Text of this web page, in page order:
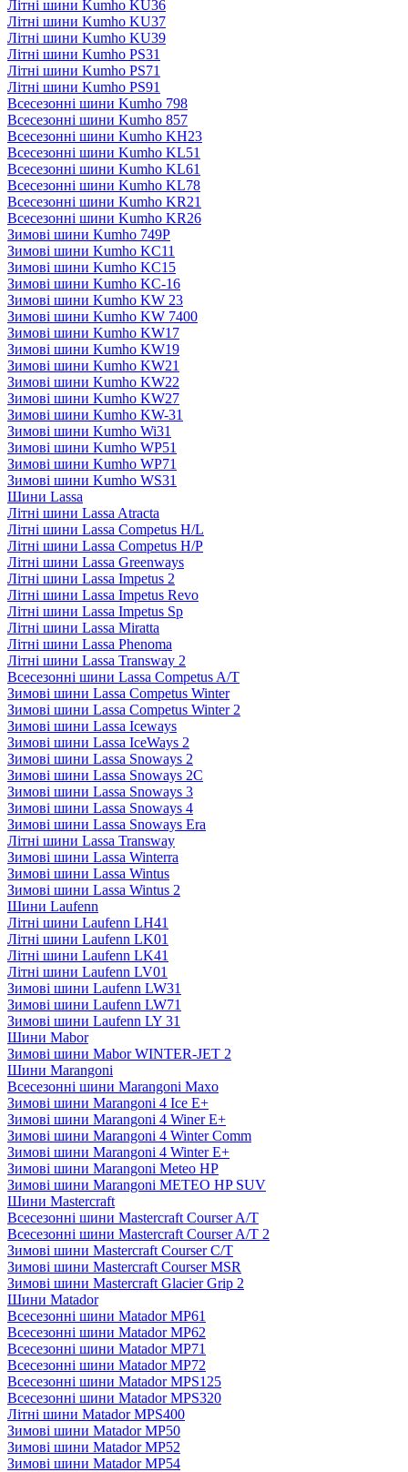
Літні шини Kumho KU36
Літні шини Kumho KU37
Літні шини Kumho KU39
Літні шини Kumho PS31
Літні шини Kumho PS71
Літні шини Kumho PS91
Всесезонні шини Kumho 798
Всесезонні шини Kumho 857
Всесезонні шини Kumho KH23
Всесезонні шини Kumho KL51
Всесезонні шини Kumho KL61
Всесезонні шини Kumho KL78
Всесезонні шини Kumho KR21
Всесезонні шини Kumho KR26
Зимові шини Kumho 749P
Зимові шини Kumho KC11
Зимові шини Kumho KC15
Зимові шини Kumho KC-16
Зимові шини Kumho KW 23
Зимові шини Kumho KW 7400
Зимові шини Kumho KW17
Зимові шини Kumho KW19
Зимові шини Kumho KW21
Зимові шини Kumho KW22
Зимові шини Kumho KW27
Зимові шини Kumho KW-31
Зимові шини Kumho Wi31
Зимові шини Kumho WP51
Зимові шини Kumho WP71
Зимові шини Kumho WS31
Шини Lassa
Літні шини Lassa Atracta
Літні шини Lassa Competus H/L
Літні шини Lassa Competus H/P
Літні шини Lassa Greenways
Літні шини Lassa Impetus 2
Літні шини Lassa Impetus Revo
Літні шини Lassa Impetus Sp
Літні шини Lassa Miratta
Літні шини Lassa Phenoma
Літні шини Lassa Transway 2
Всесезонні шини Lassa Competus A/T
Зимові шини Lassa Competus Winter
Зимові шини Lassa Competus Winter 2
Зимові шини Lassa Iceways
Зимові шини Lassa IceWays 2
Зимові шини Lassa Snoways 2
Зимові шини Lassa Snoways 2C
Зимові шини Lassa Snoways 3
Зимові шини Lassa Snoways 4
Зимові шини Lassa Snoways Era
Літні шини Lassa Transway
Зимові шини Lassa Winterra
Зимові шини Lassa Wintus
Зимові шини Lassa Wintus 2
Шини Laufenn
Літні шини Laufenn LH41
Літні шини Laufenn LK01
Літні шини Laufenn LK41
Літні шини Laufenn LV01
Зимові шини Laufenn LW31
Зимові шини Laufenn LW71
Зимові шини Laufenn LY 31
Шини Mabor
Зимові шини Mabor WINTER-JET 2
Шини Marangoni
Всесезонні шини Marangoni Maxo
Зимові шини Marangoni 4 Ice E+
Зимові шини Marangoni 4 Winer E+
Зимові шини Marangoni 4 Winter Comm
Зимові шини Marangoni 4 Winter E+
Зимові шини Marangoni Meteo HP
Зимові шини Marangoni METEO HP SUV
Шини Mastercraft
Всесезонні шини Mastercraft Courser A/T
Всесезонні шини Mastercraft Courser A/T 2
Зимові шини Mastercraft Courser C/T
Зимові шини Mastercraft Courser MSR
Зимові шини Mastercraft Glacier Grip 2
Шини Matador
Всесезонні шини Matador MP61
Всесезонні шини Matador MP62
Всесезонні шини Matador MP71
Всесезонні шини Matador MP72
Всесезонні шини Matador MPS125
Всесезонні шини Matador MPS320
Літні шини Matador MPS400
Зимові шини Matador MP50
Зимові шини Matador MP52
Зимові шини Matador MP54